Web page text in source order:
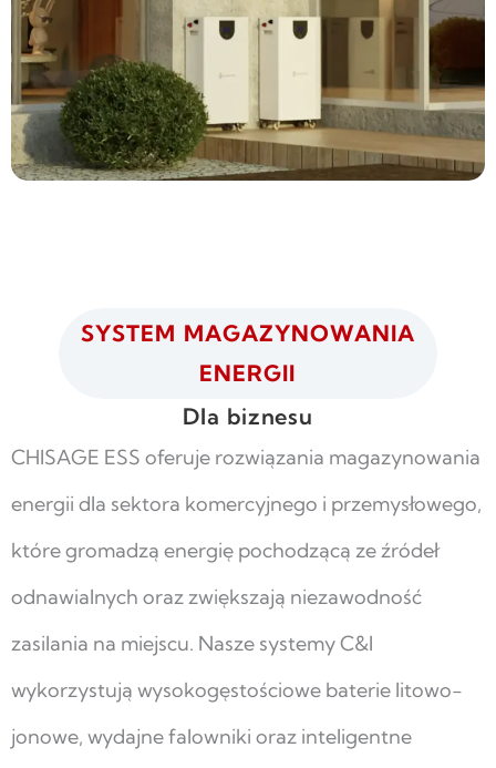
SYSTEM MAGAZYNOWANIA
ENERGII
Dla biznesu
CHISAGE ESS oferuje rozwiązania magazynowania
energii dla sektora komercyjnego i przemysłowego,
które gromadzą energię pochodzącą ze źródeł
odnawialnych oraz zwiększają niezawodność
zasilania na miejscu. Nasze systemy C&I
wykorzystują wysokogęstościowe baterie litowo-
jonowe, wydajne falowniki oraz inteligentne